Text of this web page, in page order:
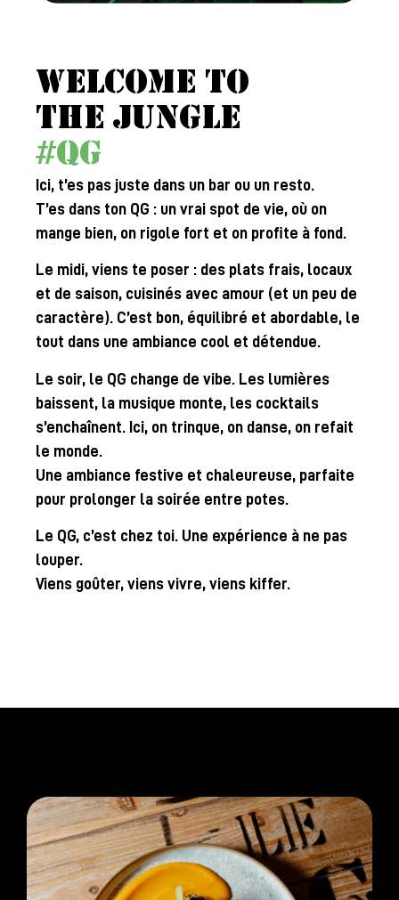
WELCOME TO
THE JUNGLE
#QG
Ici, t’es pas juste dans un bar ou un resto.
T’es dans ton QG : un vrai spot de vie, où on
mange bien, on rigole fort et on profite à fond.
Le midi, viens te poser : des plats frais, locaux
et de saison, cuisinés avec amour (et un peu de
caractère). C’est bon, équilibré et abordable, le
tout dans une ambiance cool et détendue.
Le soir, le QG change de vibe. Les lumières
baissent, la musique monte, les cocktails
s’enchaînent. Ici, on trinque, on danse, on refait
le monde.
Une ambiance festive et chaleureuse, parfaite
pour prolonger la soirée entre potes.
Le QG, c’est chez toi. Une expérience à ne pas
louper.
Viens goûter, viens vivre, viens kiffer.